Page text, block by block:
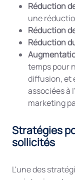
Réduction
une
Réduction
Réduction
temps pour
diffusion, et
associées à
marketing
Stratégies
sollicités
L'une des